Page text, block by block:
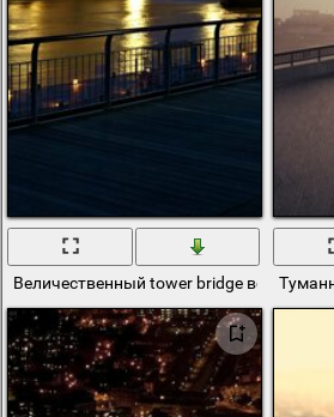
Величественный tower bridge встречает